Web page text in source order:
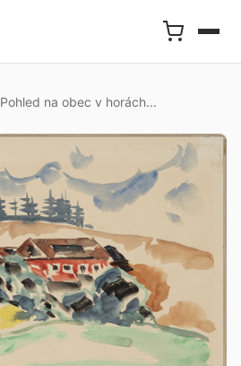
Pohled na obec v horách...